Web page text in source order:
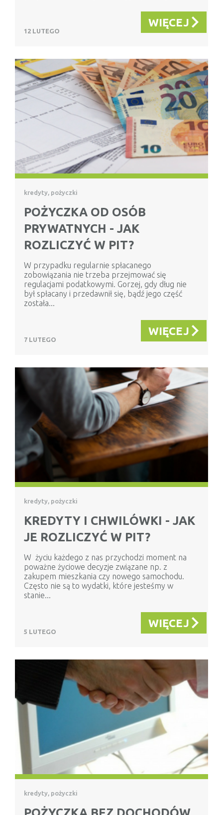
12 LUTEGO
WIĘCEJ
kredyty, pożyczki
POŻYCZKA OD OSÓB
PRYWATNYCH - JAK
ROZLICZYĆ W PIT?
W przypadku regularnie spłacanego
zobowiązania nie trzeba przejmować się
regulacjami podatkowymi. Gorzej, gdy dług nie
był spłacany i przedawnił się, bądź jego część
została...
7 LUTEGO
WIĘCEJ
kredyty, pożyczki
KREDYTY I CHWILÓWKI - JAK
JE ROZLICZYĆ W PIT?
W życiu każdego z nas przychodzi moment na
poważne życiowe decyzje związane np. z
zakupem mieszkania czy nowego samochodu.
Często nie są to wydatki, które jesteśmy w
stanie...
5 LUTEGO
WIĘCEJ
kredyty, pożyczki